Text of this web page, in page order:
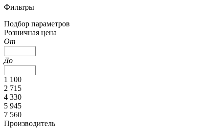
Фильтры
Подбор параметров
Розничная цена
От
До
1 100
2 715
4 330
5 945
7 560
Производитель